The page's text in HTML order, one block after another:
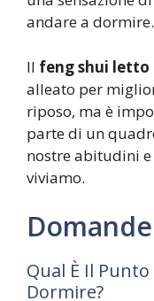
andare a dormire.
Il feng shui letto
alleato per
riposo, ma è
parte di un
nostre abitudini
viviamo.
Qual È Il
Dormire?